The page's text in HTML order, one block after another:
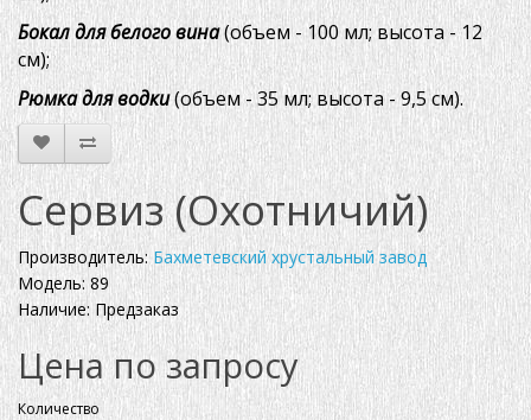
Бокал для белого вина(объем - 100 мл; высота - 12
см);
Рюмка для водки(объем - 35 мл; высота - 9,5 см).
Сервиз (Охотничий)
Производитель: Бахметевский хрустальный завод
Модель: 89
Наличие: Предзаказ
Цена по запросу
Количество